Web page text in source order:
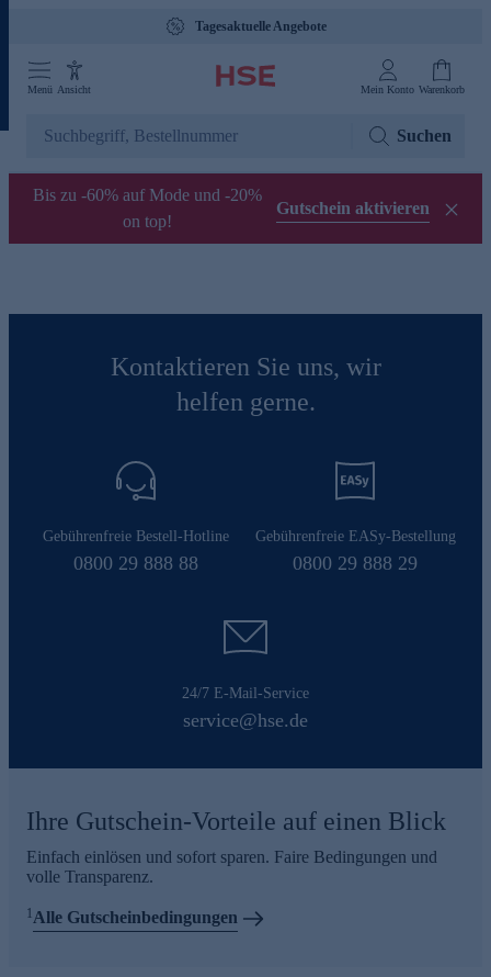
Tagesaktuelle Angebote
Menü Ansicht Mein Konto Warenkorb
Suchen
Bis zu -60% auf Mode und -20%
on top!
Gutschein aktivieren
Kontaktieren Sie uns, wir
helfen gerne.
Gebührenfreie Bestell-Hotline
0800 29 888 88
Gebührenfreie EASy-Bestellung
0800 29 888 29
24/7 E-Mail-Service
service@hse.de
Ihre Gutschein-Vorteile auf einen Blick
Einfach einlösen und sofort sparen. Faire Bedingungen und
volle Transparenz.
1Alle Gutscheinbedingungen